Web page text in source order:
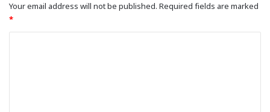
Your email address will not be published. Required fields are marked
*